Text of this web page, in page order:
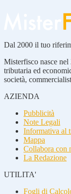
Dal 2000 il tuo
Misterfisco nasce
tributaria ed
società,
AZIENDA
Pubblicità
Note Legali
Informativa al
Mappa
Collabora con
La Redazione
UTILITA'
Fogli di